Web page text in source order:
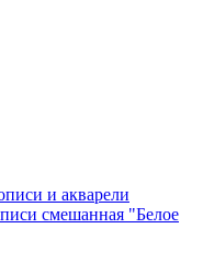
и акварели
смешанная "Белое